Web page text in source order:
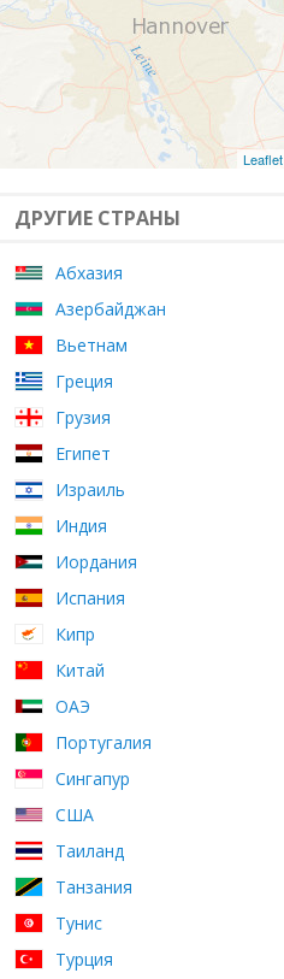
Leaflet
ДРУГИЕ СТРАНЫ
Абхазия
Азербайджан
Вьетнам
Греция
Грузия
Египет
Израиль
Индия
Иордания
Испания
Кипр
Китай
ОАЭ
Португалия
Сингапур
США
Таиланд
Танзания
Тунис
Турция